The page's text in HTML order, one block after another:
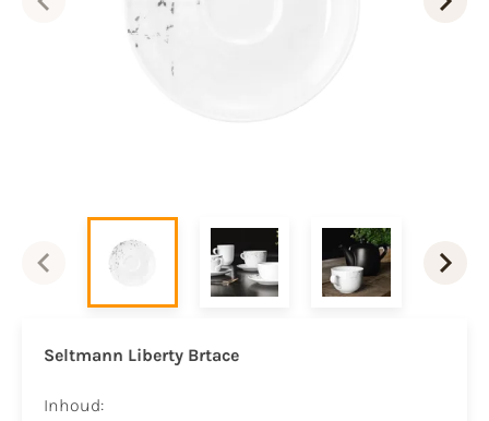
Seltmann Liberty Brtace
Inhoud: